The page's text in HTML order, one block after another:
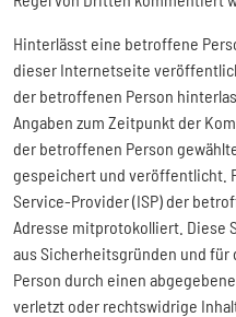
Hinterlässt eine betroffene
dieser Internetseite
der betroffenen Person
Angaben zum Zeitpunkt der
der betroffenen Person
gespeichert und veröffentlicht.
Service-Provider (ISP) der
Adresse mitprotokolliert. Diese
aus Sicherheitsgründen und für
Person durch einen
verletzt oder rechtswidrige